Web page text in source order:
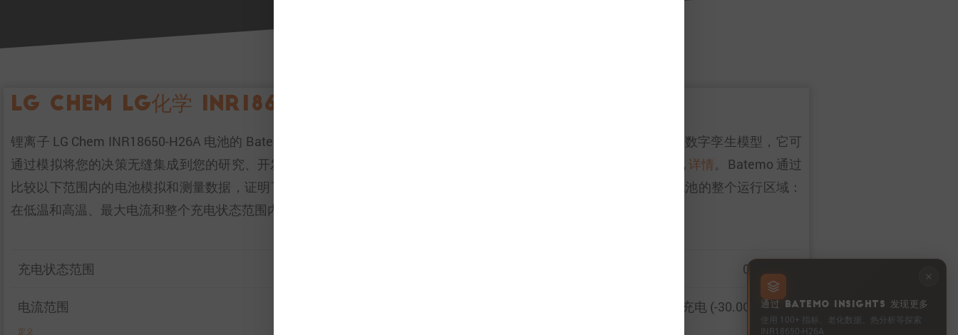
通过 BATEMO INSIGHTS 发现更多
使用 100+ 指标、老化数据、热分析等探索
INR18650-H26A
LG Chem LG化学 INR18650-H26A 模型
锂离子 LG Chem INR18650-H26A 电池的 Batemo 电池模型是一个高精度的物理电池模型，具有全局有效性。作为一个数字孪生模型，它可
通过模拟将您的决策无缝集成到您的研究、开发和电池分析中。有关巴特莫电池模型的特性和功能的详细信息，请参见 详情。Batemo 通过
比较以下范围内的电池模拟和测量数据，证明了 Batemo 电池模型的准确性和有效性。验证范围广泛，实验特征涵盖电池的整个运行区域：
在低温和高温、最大电流和整个充电状态范围内。
充电状态范围 0 … 100%
电流范围
定义
-78 A 放电 … 10 A 充电 (-30.0C … 4.0C)